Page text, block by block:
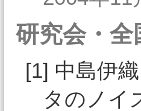
研究会・全
[1] 中島伊織
タのノイ